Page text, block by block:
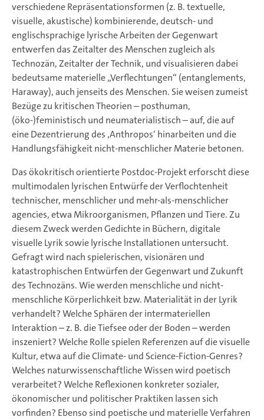
verschiedene Repräsentationsformen (z. B. textuelle,
visuelle, akustische) kombinierende, deutsch- und
englischsprachige lyrische Arbeiten der Gegenwart
entwerfen das Zeitalter des Menschen zugleich als
Technozän, Zeitalter der Technik, und visualisieren dabei
bedeutsame materielle „Verflechtungen“ (entanglements,
Haraway), auch jenseits des Menschen. Sie weisen zumeist
Bezüge zu kritischen Theorien – posthuman,
(öko-)feministisch und neumaterialistisch – auf, die auf
eine Dezentrierung des ‚Anthropos‘ hinarbeiten und die
Handlungsfähigkeit nicht-menschlicher Materie betonen.
Das ökokritisch orientierte Postdoc-Projekt erforscht diese
multimodalen lyrischen Entwürfe der Verflochtenheit
technischer, menschlicher und mehr-als-menschlicher
agencies, etwa Mikroorganismen, Pflanzen und Tiere. Zu
diesem Zweck werden Gedichte in Büchern, digitale
visuelle Lyrik sowie lyrische Installationen untersucht.
Gefragt wird nach spielerischen, visionären und
katastrophischen Entwürfen der Gegenwart und Zukunft
des Technozäns. Wie werden menschliche und nicht-
menschliche Körperlichkeit bzw. Materialität in der Lyrik
verhandelt? Welche Sphären der intermateriellen
Interaktion – z. B. die Tiefsee oder der Boden – werden
inszeniert? Welche Rolle spielen Referenzen auf die visuelle
Kultur, etwa auf die Climate- und Science-Fiction-Genres?
Welches naturwissenschaftliche Wissen wird poetisch
verarbeitet? Welche Reflexionen konkreter sozialer,
ökonomischer und politischer Praktiken lassen sich
vorfinden? Ebenso sind poetische und materielle Verfahren